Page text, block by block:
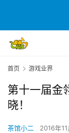
首页 游戏业界
第十一届金
晓！
茶馆小二 2016年